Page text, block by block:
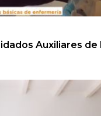
Auxiliares de